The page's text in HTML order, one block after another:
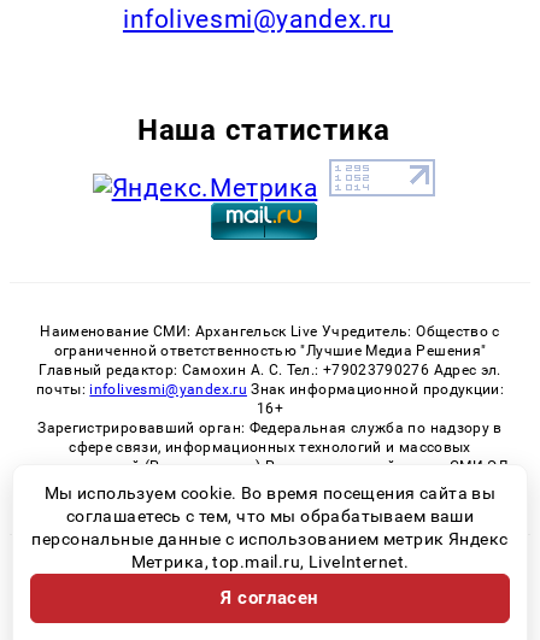
infolivesmi@yandex.ru
Наша статистика
Наименование СМИ: Архангельск Live Учредитель: Общество с
ограниченной ответственностью "Лучшие Медиа Решения"
Главный редактор: Самохин А. С. Тел.: +79023790276 Адрес эл.
почты: infolivesmi@yandex.ru Знак информационной продукции:
16+
Зарегистрировавший орган: Федеральная служба по надзору в
сфере связи, информационных технологий и массовых
коммуникаций (Роскомнадзор) Регистрационный номер СМИ ЭЛ
№ ФС 77 - 82533 от 21.01.2022
© 2026 «Архангельск Live» | Все права защищены
Возрастная категория сайта 16+
Политика конфиденциальности
Мы используем cookie. Во время посещения сайта вы
соглашаетесь с тем, что мы обрабатываем ваши
персональные данные с использованием метрик Яндекс
Метрика, top.mail.ru, LiveInternet.
Я согласен